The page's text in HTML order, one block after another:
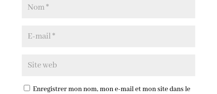
Enregistrer mon nom, mon e-mail et mon site dans le